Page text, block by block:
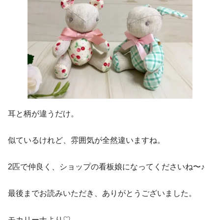
耳と柄が違うだけ。
似ているけれど、雰囲気が全然違いますね。
2匹で仲良く、ショップの看板娘になってくださいね〜♪
最後までお読みいただき、ありがとうございました。